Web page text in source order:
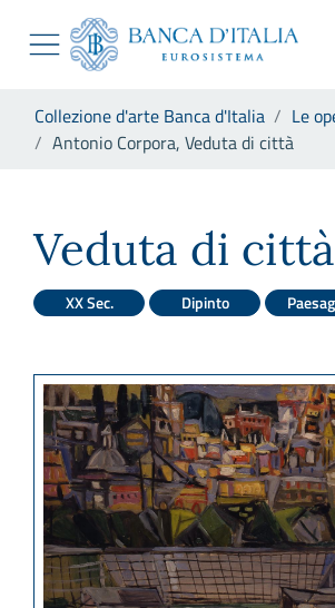
Skip to Main Content
Vai al sito istituzionale
Vai al menu di navigazione
Vai alla ricerca
Vai al footer
Collezione d'arte Banca d'Italia
Le
Antonio Corpora, Veduta di città
Veduta di città
XX Sec. Dipinto